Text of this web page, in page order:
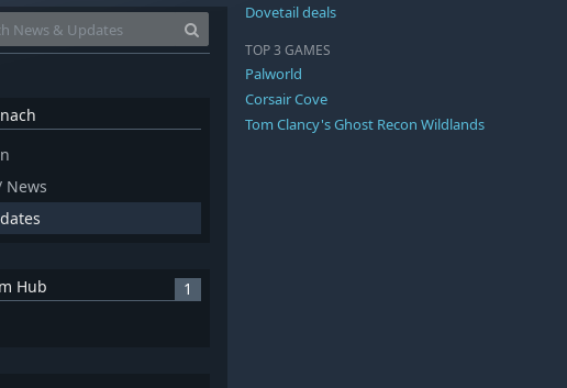
News
Hub 1
Dovetail deals
TOP 3 GAMES
Palworld
Corsair Cove
Tom Clancy's Ghost Recon Wildlands